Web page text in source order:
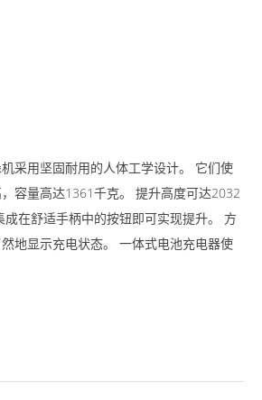
采用坚固耐用的人体工学设计。 它们使
容量高达1361千克。 提升高度可达2032
在舒适手柄中的按钮即可实现提升。 方
地显示充电状态。 一体式电池充电器使